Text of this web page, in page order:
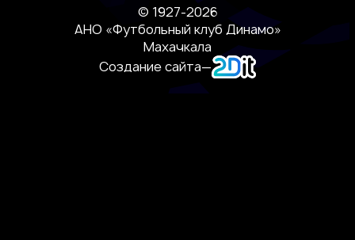
© 1927-2026
АНО «Футбольный клуб Динамо»
Махачкала
Создание сайта—